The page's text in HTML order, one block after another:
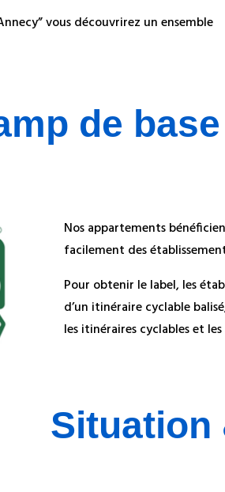
vous découvrirez un ensemble
de
Nos appartements
facilement des
Pour obtenir le label, les
d’un itinéraire cyclable
les itinéraires cyclables et
Situation